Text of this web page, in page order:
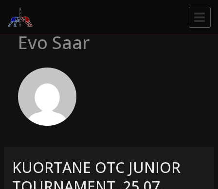
Evo Saar
KUORTANE OTC JUNIOR